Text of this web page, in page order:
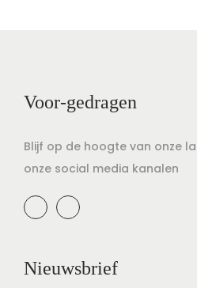
Voor-gedragen
Blijf op de hoogte van onze
onze social media kanalen
Nieuwsbrief